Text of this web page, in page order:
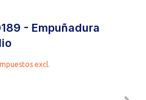
- Empuñadura
excl.